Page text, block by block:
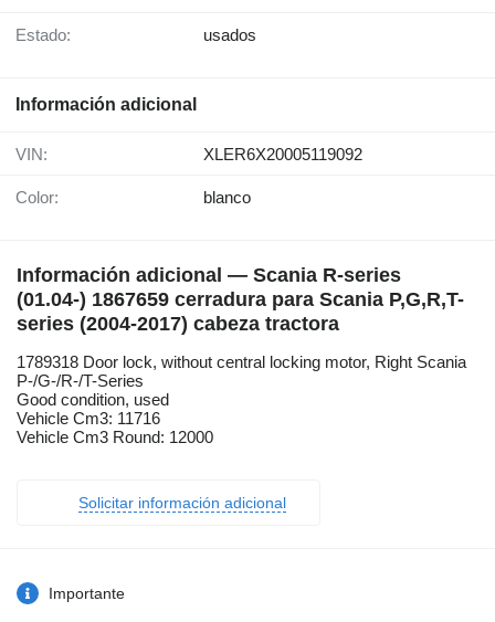
Estado: usados
Información adicional
VIN: XLER6X20005119092
Color: blanco
Información adicional — Scania R-series
(01.04-) 1867659 cerradura para Scania P,G,R,T-
series (2004-2017) cabeza tractora
1789318 Door lock, without central locking motor, Right Scania
P-/G-/R-/T-Series
Good condition, used
Vehicle Cm3: 11716
Vehicle Cm3 Round: 12000
Solicitar información adicional
Importante